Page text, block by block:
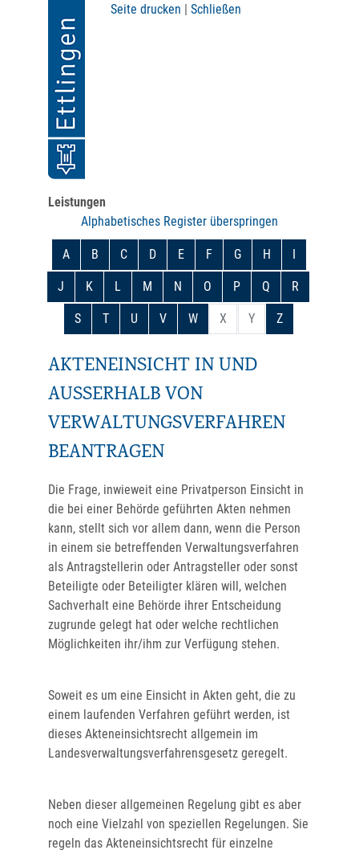
Seite drucken | Schließen
Leistungen
Alphabetisches Register überspringen
A B C D E F G H I
J K L M N O P Q R
S T U V W X Y Z
AKTENEINSICHT IN UND
AUSSERHALB VON V
ERWALTUNGSVERFAHREN B
EANTRAGEN
Die Frage, inwieweit eine Privatperson Einsicht in
die bei einer Behörde geführten Akten nehmen
kann, stellt sich vor allem dann, wenn die Person
in einem sie betreffenden Verwaltungsverfahren
als Antragstellerin oder Antragsteller oder sonst
Beteiligte oder Beteiligter klären will, welchen
Sachverhalt eine Behörde ihrer Entscheidung
zugrunde gelegt hat oder welche rechtlichen
Möglichkeiten ihr/ihm zur Verfügung stehen.
Soweit es um eine Einsicht in Akten geht, die zu
einem laufenden Verfahren geführt werden, ist
dieses Akteneinsichtsrecht allgemein im
Landesverwaltungsverfahrensgesetz geregelt.
Neben dieser allgemeinen Regelung gibt es aber
noch eine Vielzahl von speziellen Regelungen. Sie
regeln das Akteneinsichtsrecht für einzelne